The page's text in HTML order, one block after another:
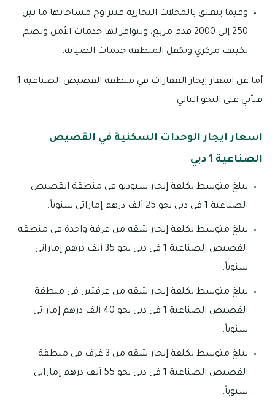
وفيما يتعلق بالمحلات التجارية فتتراوح مساحاتها ما بين
250 إلى 2000 قدم مربع، وتتوافر لها خدمات الأمن وتضم
تكييف مركزي وتكفل المنطقة خدمات الصيانة.
أما عن اسعار إيجار العقارات في منطقة القصيص الصناعية 1
فتأتي على النحو التالي:
اسعار ايجار الوحدات السكنية في القصيص
الصناعية 1 دبي
يبلغ متوسط تكلفة إيجار ستوديو في منطقة القصيص
الصناعية 1 في دبي نحو 25 ألف درهم إماراتي سنوياً.
يبلغ متوسط تكلفة إيجار شقة من غرفة واحدة في منطقة
القصيص الصناعية 1 في دبي نحو 35 ألف درهم إماراتي
سنوياً.
يبلغ متوسط تكلفة إيجار شقة من غرفتين في منطقة
القصيص الصناعية 1 في دبي نحو 40 ألف درهم إماراتي
سنوياً.
يبلغ متوسط تكلفة إيجار شقة من 3 غرف في منطقة
القصيص الصناعية 1 في دبي نحو 55 ألف درهم إماراتي
سنوياً.